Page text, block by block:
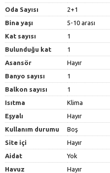
Oda Sayısı
2+1
Bina yaşı
5-10 arası
Kat sayısı
1
Bulunduğu kat
1
Asansör
Hayır
Banyo sayısı
1
Balkon sayısı
1
Isıtma
Klima
Eşyalı
Hayır
Kullanım durumu
Boş
Site içi
Hayır
Aidat
Yok
Havuz
Hayır